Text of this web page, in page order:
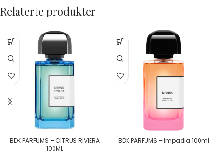
Relaterte produkter
BDK PARFUMS – CITRUS RIVIERA
100ML
BDK PARFUMS – Impadia 100ml